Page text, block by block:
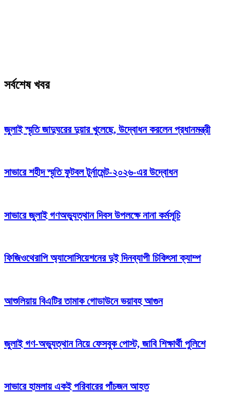
সর্বশেষ খবর
জুলাই স্মৃতি জাদুঘরের দুয়ার খুলেছে, উদ্বোধন করলেন প্রধানমন্ত্রী
সাভারে শহীদ স্মৃতি ফুটবল টুর্নামেন্ট-২০২৬-এর উদ্বোধন
সাভারে জুলাই গণঅভ্যুত্থান দিবস উপলক্ষে নানা কর্মসূচি
ফিজিওথেরাপি অ্যাসোসিয়েশনের দুই দিনব্যাপী চিকিৎসা ক্যাম্প
আশুলিয়ায় বিএটির তামাক গোডাউনে ভয়াবহ আগুন
জুলাই গণ-অভ্যুত্থান নিয়ে ফেসবুক পোস্ট, জাবি শিক্ষার্থী পুলিশে
সাভারে হামলায় একই পরিবারের পাঁচজন আহত